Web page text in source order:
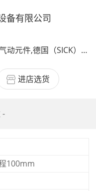
备有限公司
德国费斯托（FESTO）气动元件,德国（SICK）传感器,1、 德国P+F(倍加福)：自控元件:接
进店选货
-
100mm